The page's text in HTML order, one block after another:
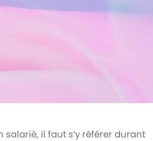
il faut s’y référer durant